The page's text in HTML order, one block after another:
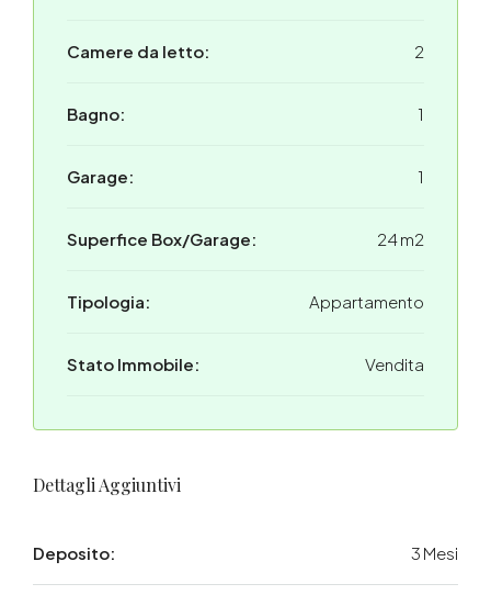
Camere da letto: 2
Bagno: 1
Garage: 1
Superfice Box/Garage: 24 m2
Tipologia: Appartamento
Stato Immobile: Vendita
Dettagli Aggiuntivi
Deposito: 3 Mesi